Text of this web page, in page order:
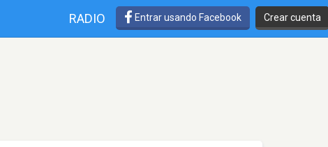
RADIO Entrar usando Facebook Crear cuenta